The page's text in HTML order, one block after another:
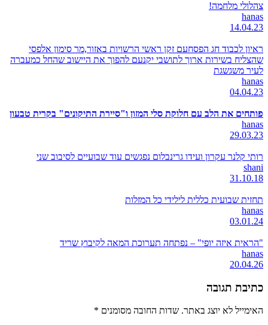
צהלולי מלחמה!
hanas
14.04.23
ראיון לכבוד חג הפסחעם זקן ראשי הרשויות באזור,מר סימון אלפסי
שהצליח בשירות ארוך לתושבי יקנעם להפוך את היישוב שהחל כמעברה
לעיר משגשגת
hanas
04.04.23
פותחים את הלב עם חלוקת סלי המזון ו"סיירת התיקונים" בקרית טבעון
hanas
29.03.23
רותי קלנר עקרון ועידו גרינבלום נפגשים עוד שבועיים לסיבוב שני
shani
31.10.18
תחזית שבועית כללית לילידי כל המזלות
hanas
03.01.24
"הראית איזה יופי" – נפתחה תערוכת המאה לקיבוץ שריד
hanas
20.04.26
כתיבת תגובה
האימייל לא יוצג באתר. שדות החובה מסומנים *